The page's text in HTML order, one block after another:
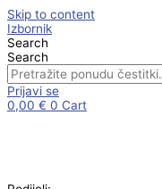
Skip to content
Izbornik
Search
Search
Prijavi se
0,00 € 0 Cart